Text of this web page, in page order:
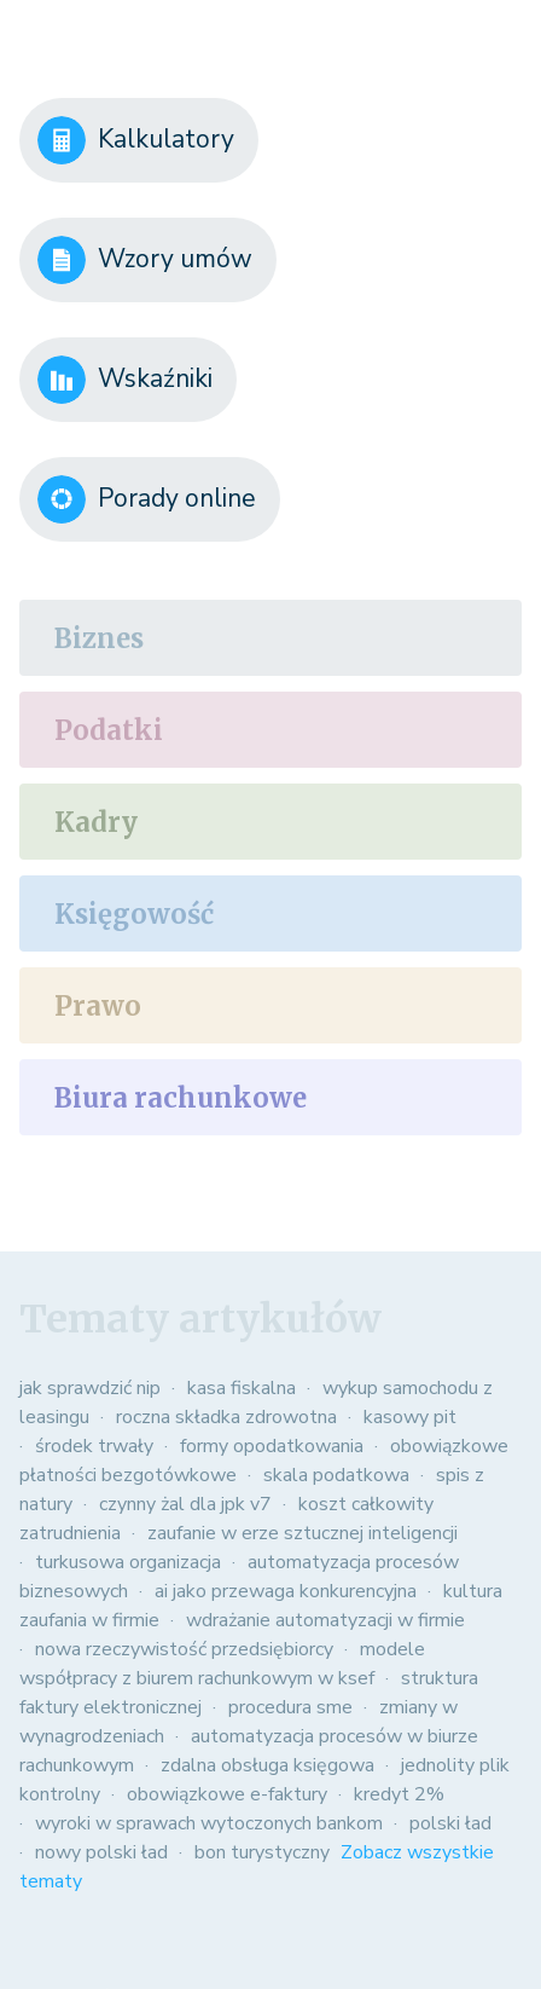
Kalkulatory
Wzory umów
Wskaźniki
Porady online
Biznes
Podatki
Kadry
Księgowość
Prawo
Biura rachunkowe
jak sprawdzić nip kasa fiskalna
wykup samochodu z
leasingu
roczna składka zdrowotna
kasowy pit
środek trwały
formy opodatkowania
obowiązkowe
płatności bezgotówkowe
skala podatkowa
spis z
natury
czynny żal dla jpk v7
koszt całkowity
zatrudnienia
zaufanie w erze sztucznej inteligencji
turkusowa organizacja
automatyzacja procesów
biznesowych
ai jako przewaga konkurencyjna
kultura
zaufania w firmie
wdrażanie automatyzacji w firmie
nowa rzeczywistość przedsiębiorcy
modele
współpracy z biurem rachunkowym w ksef
struktura
faktury elektronicznej
procedura sme
zmiany w
wynagrodzeniach
automatyzacja procesów w biurze
rachunkowym
zdalna obsługa księgowa
jednolity plik
kontrolny
obowiązkowe e-faktury
kredyt 2%
wyroki w sprawach wytoczonych bankom
polski ład
nowy polski ład
bon turystyczny Zobacz wszystkie
tematy